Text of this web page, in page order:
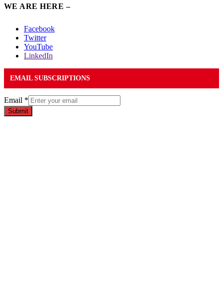
WE ARE HERE –
Facebook
Twitter
YouTube
LinkedIn
EMAIL SUBSCRIPTIONS
Email *
Submit